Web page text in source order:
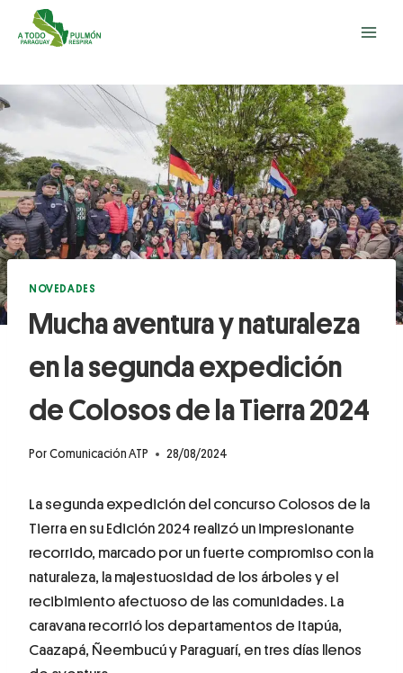
NOVEDADES
Mucha aventura y naturaleza
en la segunda expedición
de Colosos de la Tierra 2024
Por Comunicación ATP 28/08/2024
La segunda expedición del concurso Colosos de la
Tierra en su Edición 2024 realizó un impresionante
recorrido, marcado por un fuerte compromiso con la
naturaleza, la majestuosidad de los árboles y el
recibimiento afectuoso de las comunidades. La
caravana recorrió los departamentos de Itapúa,
Caazapá, Ñeembucú y Paraguarí, en tres días llenos